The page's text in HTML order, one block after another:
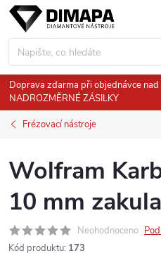
Přejít
obsah
Doprava zdarma při objednávce nad
NADROZMĚRNÉ ZÁSILKY
Frézovací nástroje
Wolfram
10 mm
Neohodnoceno
Kód produktu: 173